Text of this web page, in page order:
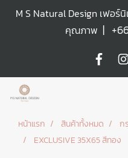
M S Natural Design เฟอร์
คุณภาพ |
หน้าแรก สินค้าทั้งหมด ก
EXCLUSIVE 35X65 สีทอง